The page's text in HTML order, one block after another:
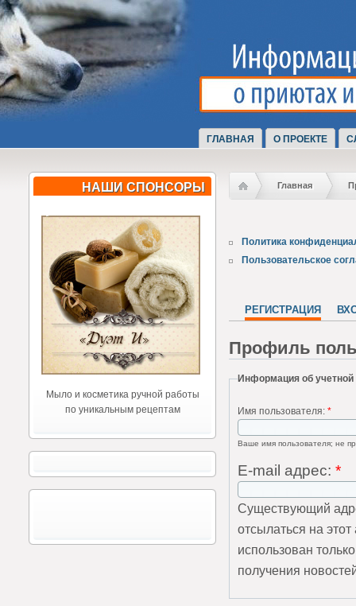
ГЛАВНАЯ О ПРОЕКТЕ
НАШИ СПОНСОРЫ
Мыло и косметика ручной работы
по уникальным рецептам
Главная
Политика
Пользовательское
РЕГИСТРАЦИЯ
Профиль
Информация об учетной
Имя пользователя: *
Ваше имя пользователя; не
E-mail адрес: *
Существующий
отсылаться на
использован
получения